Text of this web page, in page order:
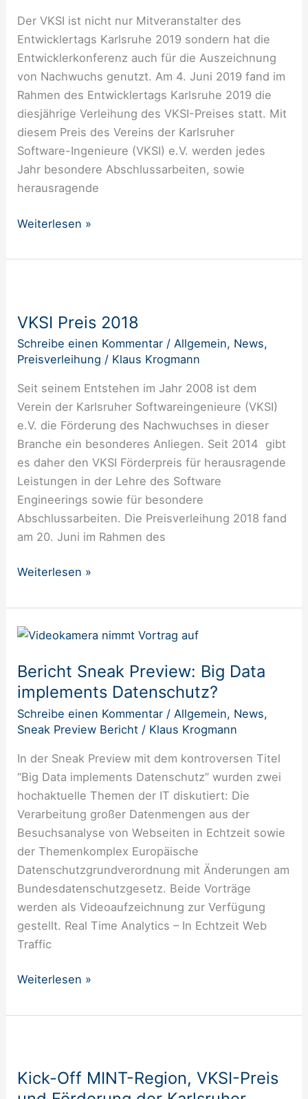
Der VKSI ist nicht nur Mitveranstalter des
Entwicklertags Karlsruhe 2019 sondern hat die
Entwicklerkonferenz auch für die Auszeichnung
von Nachwuchs genutzt. Am 4. Juni 2019 fand im
Rahmen des Entwicklertags Karlsruhe 2019 die
diesjährige Verleihung des VKSI-Preises statt. Mit
diesem Preis des Vereins der Karlsruher
Software-Ingenieure (VKSI) e.V. werden jedes
Jahr besondere Abschlussarbeiten, sowie
herausragende
Weiterlesen »
VKSI Preis 2018
Schreibe einen Kommentar /Allgemein, News,
Preisverleihung / Klaus Krogmann
Seit seinem Entstehen im Jahr 2008 ist dem
Verein der Karlsruher Softwareingenieure (VKSI)
e.V. die Förderung des Nachwuchses in dieser
Branche ein besonderes Anliegen. Seit 2014 gibt
es daher den VKSI Förderpreis für herausragende
Leistungen in der Lehre des Software
Engineerings sowie für besondere
Abschlussarbeiten. Die Preisverleihung 2018 fand
am 20. Juni im Rahmen des
2018
Weiterlesen »
Bericht Sneak Preview: Big Data
implements Datenschutz?
Schreibe einen Kommentar /Allgemein, News,
Sneak Preview Bericht / Klaus Krogmann
In der Sneak Preview mit dem kontroversen Titel
“Big Data implements Datenschutz” wurden zwei
hochaktuelle Themen der IT diskutiert: Die
Verarbeitung großer Datenmengen aus der
Besuchsanalyse von Webseiten in Echtzeit sowie
der Themenkomplex Europäische
Datenschutzgrundverordnung mit Änderungen am
Bundesdatenschutzgesetz. Beide Vorträge
werden als Videoaufzeichnung zur Verfügung
gestellt. Real Time Analytics – In Echtzeit Web
Traffic
Bericht
Preview:
Big
Data
implements
Weiterlesen »
Kick-Off MINT-Region, VKSI-Preis
MINT-